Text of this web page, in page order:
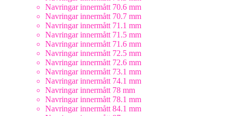
Navringar innermått 70.6 mm
Navringar innermått 70.7 mm
Navringar innermått 71.1 mm
Navringar innermått 71.5 mm
Navringar innermått 71.6 mm
Navringar innermått 72.5 mm
Navringar innermått 72.6 mm
Navringar innermått 73.1 mm
Navringar innermått 74.1 mm
Navringar innermått 78 mm
Navringar innermått 78.1 mm
Navringar innermått 84.1 mm